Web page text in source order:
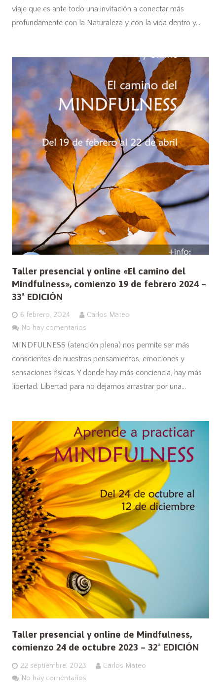
viaje que es ante todo una invitación a conectar más
profundamente con la Naturaleza y con la vida dentro y…
Taller presencial y online «El camino del
Mindfulness», comienzo 19 de febrero 2024 –
33ª EDICIÓN
6 febrero, 2024
Carlos Mateo
No hay comentarios
MINDFULNESS (atención plena) nos permite ser más
conscientes de nuestros pensamientos, emociones y
sensaciones físicas. Y donde hay más conciencia, hay más
libertad. Libertad para no dejarnos arrastrar por una…
Taller presencial y online de Mindfulness,
comienzo 24 de octubre 2023 – 32ª EDICIÓN
22 septiembre, 2023
Carlos Mateo
No hay comentarios